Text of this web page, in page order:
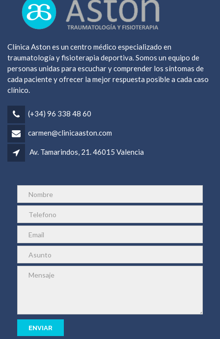
Clínica Aston es un centro médico especializado en
traumatología y fisioterapia deportiva. Somos un equipo de
personas unidas para escuchar y comprender los síntomas de
cada paciente y ofrecer la mejor respuesta posible a cada caso
clínico.
(+34) 96 338 48 60
carmen@clinicaaston.com
Av. Tamarindos, 21. 46015 Valencia